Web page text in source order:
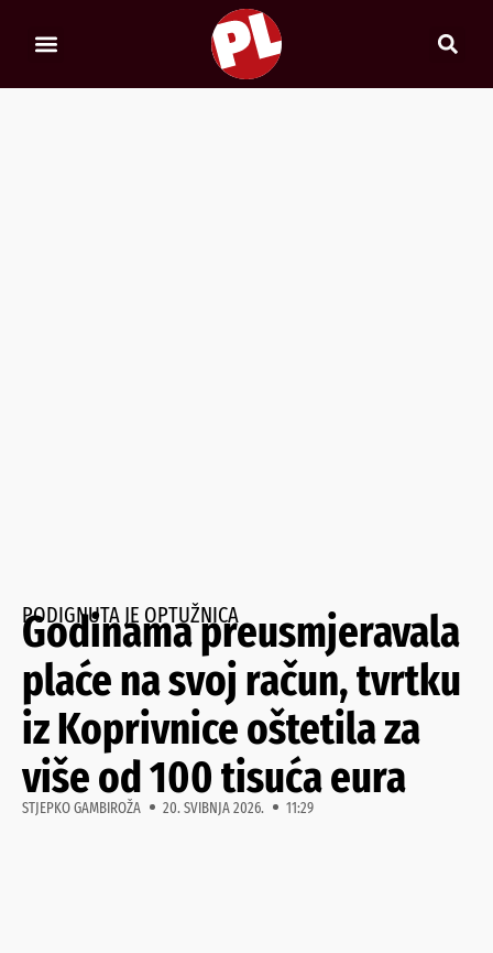
PODIGNUTA JE OPTUŽNICA
Godinama preusmjeravala
plaće na svoj račun, tvrtku
iz Koprivnice oštetila za
više od 100 tisuća eura
STJEPKO GAMBIROŽA 20. SVIBNJA 2026. 11:29